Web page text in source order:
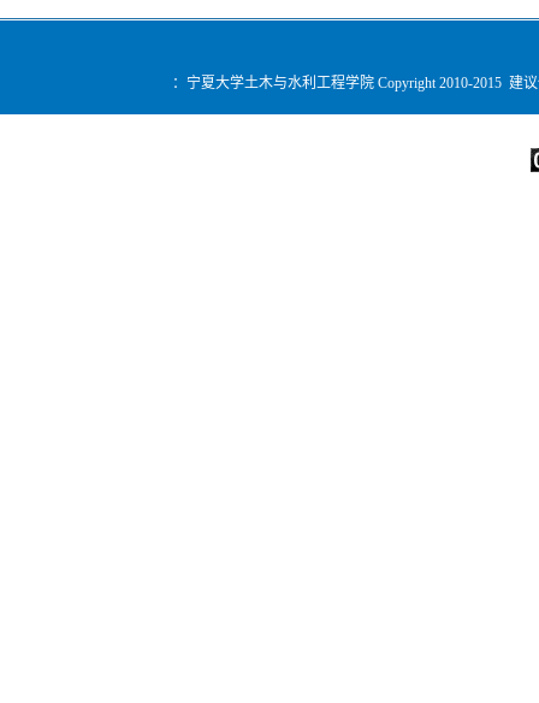
：宁夏大学土木与水利工程学院 Copyright 2010-2015 建